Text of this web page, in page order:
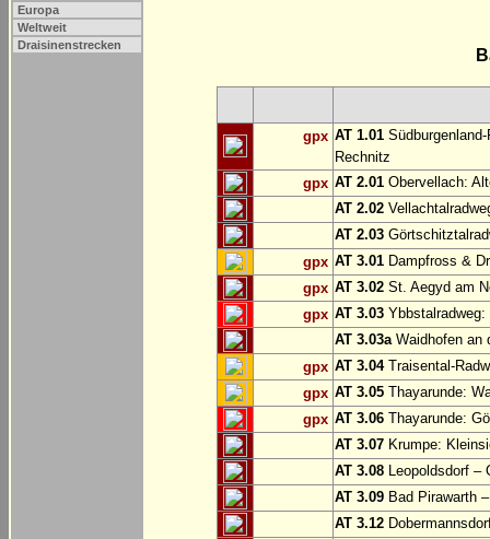
Europa
Weltweit
Draisinenstrecken
gpx AT 1.01
Rechnitz
gpx AT 2.01 Obervellach:
AT 2.02
AT 2.03
gpx AT 3.01 Dampfross &
gpx AT 3.02 St. Aegyd am
gpx AT 3.03
AT 3.03aWaidhofen an
gpx AT 3.04Traisental-
gpx AT 3.05 Thayarunde:
gpx AT 3.06 Thayarunde:
AT 3.07 Krumpe:
AT 3.08 Leopoldsdorf –
AT 3.09 Bad Pirawarth
AT 3.12